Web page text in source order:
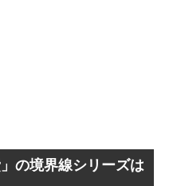
の境界線シリーズは